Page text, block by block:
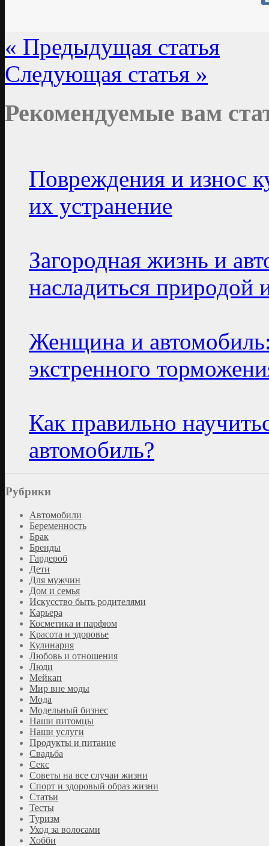
« Предыдущая статья
Следующая статья »
Рекомендуемые вам
Повреждения и износ
их устранение
Загородная жизнь и
насладиться природой
Женщина и
экстренного
Как правильно
автомобиль?
Рубрики
Автомобили
Беременность
Брак
Бренды
Гардероб
Дети
Для мужчин
Дом и семья
Искусство быть родителями
Карьера
Косметика и парфюм
Красота и здоровье
Кулинария
Любовь и отношения
Люди
Мейкап
Мир вне моды
Мода
Модельный бизнес
Наши питомцы
Наши услуги
Продукты и питание
Свадьба
Секс
Советы на все случаи жизни
Спорт и здоровый образ жизни
Статьи
Тесты
Туризм
Уход за волосами
Хобби